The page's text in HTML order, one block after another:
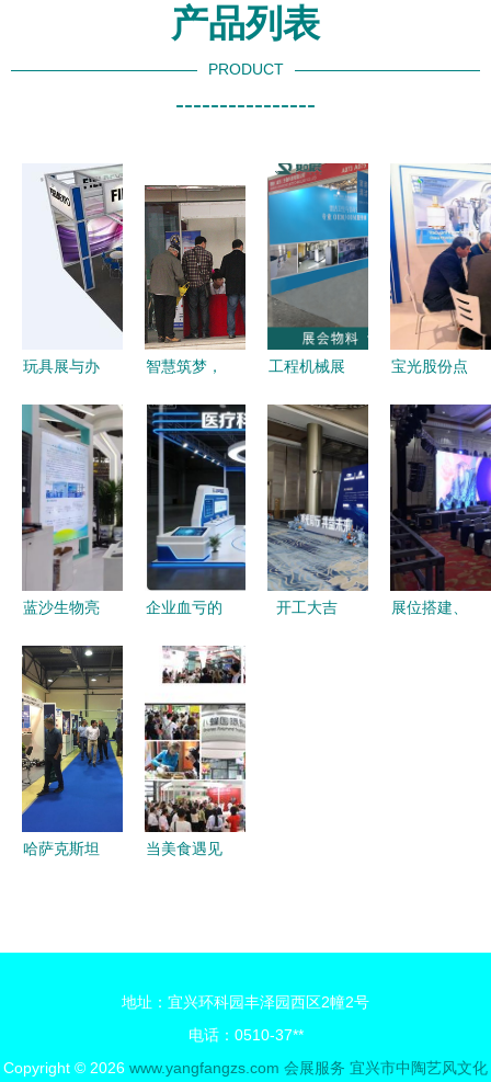
产品列表
PRODUCT
----------------
玩具展与办
赢策略 展
位装修搭建
的全流程指
南
智慧筑梦，
2014第十
四届浙江国
际智能楼宇
与安防展览
会暨杭州国
际社学会展
顾
工程机械展
宣传物料全
攻略 如何
巧用办公用
品提升品牌
印象？
宝光股份点
诺威工业博
览会 精诚
会展服务打
造智能制造
新名片
蓝沙生物亮
界大健康博
览会 基因
检测与护理
站服务受热
捧，办公用
品服务也成
企业血亏的
这3个展览
设计搭建雷
区，你踩了
几个？
开工大吉
展位搭建、
哈萨克斯坦
当美食遇见
的奇妙融合
地址：宜兴环科园丰泽园西区2幢2号
电话：0510-37**
Copyright © 2026 www.yangfangzs.com 会展服务 宜兴市中陶艺风文化